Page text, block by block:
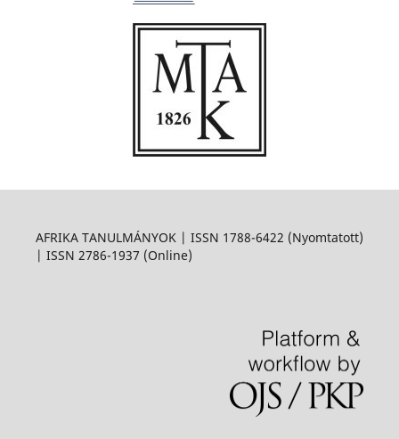
AFRIKA TANULMÁNYOK | ISSN 1788-6422 (Nyomtatott)
| ISSN 2786-1937 (Online)